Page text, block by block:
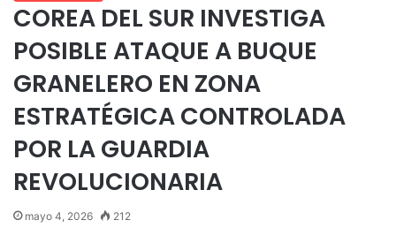
COREA DEL SUR INVESTIGA
POSIBLE ATAQUE A BUQUE
GRANELERO EN ZONA
ESTRATÉGICA CONTROLADA
POR LA GUARDIA
REVOLUCIONARIA
mayo 4, 2026 212